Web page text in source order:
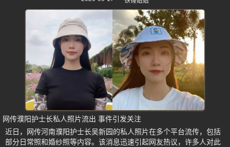
网传濮阳护士长私人照片流出 事件引发关注
近日，网传河南濮阳护士长吴新园的私人照片在多个平台流传，包括
部分日常照和婚纱照等内容。该消息迅速引起网友热议，许多人对此